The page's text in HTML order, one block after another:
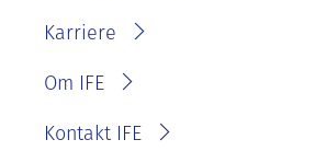
Karriere
Om IFE
Personvernerklæring for
Kontakt IFE
Fakturainformasjon
Varsling eller melde